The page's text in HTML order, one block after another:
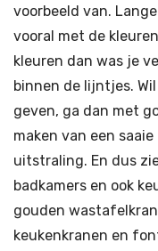
voorbeeld van.
vooral met de
kleuren dan was je
binnen de lijntjes.
geven, ga dan met
maken van een
uitstraling. En dus
badkamers en ook
gouden
keukenkranen en